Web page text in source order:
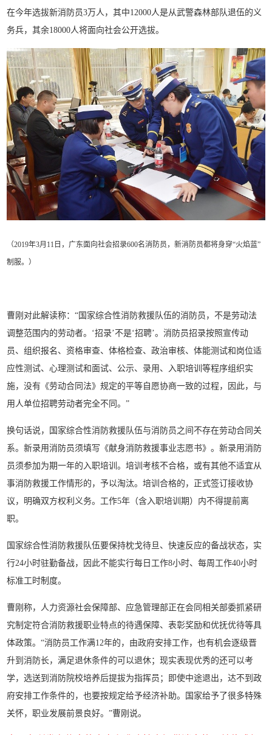
在今年选拔新消防员3万人，其中12000人是从武警森林部队退伍的义
务兵，其余18000人将面向社会公开选拔。
（2019年3月11日，广东面向社会招录600名消防员，新消防员都将身穿“火焰蓝”
制服。）
曹刚对此解读称：“国家综合性消防救援队伍的消防员，不是劳动法
调整范围内的劳动者。‘招录’不是‘招聘’。消防员招录按照宣传动
员、组织报名、资格审查、体格检查、政治审核、体能测试和岗位适
应性测试、心理测试和面试、公示、录用、入职培训等程序组织实
施，没有《劳动合同法》规定的平等自愿协商一致的过程，因此，与
用人单位招聘劳动者完全不同。”
换句话说，国家综合性消防救援队伍与消防员之间不存在劳动合同关
系。新录用消防员须填写《献身消防救援事业志愿书》。新录用消防
员须参加为期一年的入职培训。培训考核不合格，或有其他不适宜从
事消防救援工作情形的，予以淘汰。培训合格的，正式签订接收协
议，明确双方权利义务。工作5年（含入职培训期）内不得提前离
职。
国家综合性消防救援队伍要保持枕戈待旦、快速反应的备战状态，实
行24小时驻勤备战，因此不能实行每日工作8小时、每周工作40小时
标准工时制度。
曹刚称，人力资源社会保障部、应急管理部正在会同相关部委抓紧研
究制定符合消防救援职业特点的待遇保障、表彰奖励和优抚优待等具
体政策。“消防员工作满12年的，由政府安排工作，也有机会逐级晋
升到消防长，满足退休条件的可以退休；现实表现优秀的还可以考
学，选送到消防院校培养后提拔为指挥员；即使中途退出，达不到政
府安排工作条件的，也要按规定给予经济补助。国家给予了很多特殊
关怀，职业发展前景良好。”曹刚说。